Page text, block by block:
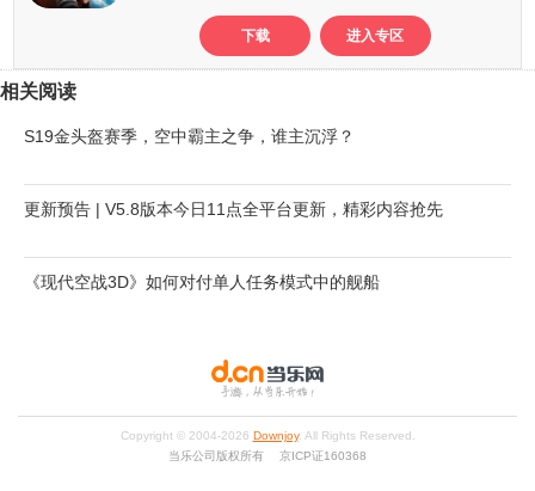
下载 进入专区
相关阅读
S19金头盔赛季，空中霸主之争，谁主沉浮？
更新预告 | V5.8版本今日11点全平台更新，精彩内容抢先
《现代空战3D》如何对付单人任务模式中的舰船
Copyright © 2004-2026 Downjoy. All Rights Reserved.
当乐公司版权所有 京ICP证160368